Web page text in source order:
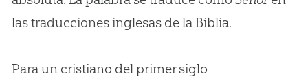
las traducciones inglesas de la Biblia.
Para un cristiano del primer siglo